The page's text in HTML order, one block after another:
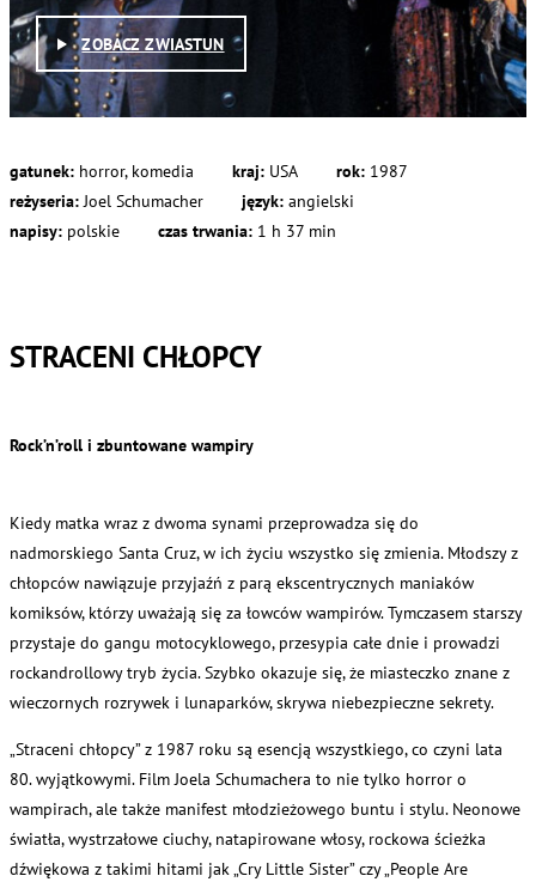
ZOBACZ ZWIASTUN
gatunek: horror, komedia kraj: USA rok: 1987
reżyseria:Joel Schumacher język: angielski
napisy: polskie czas trwania: 1 h 37 min
STRACENI CHŁOPCY
Rock’n’roll i zbuntowane wampiry
Kiedy matka wraz z dwoma synami przeprowadza się do
nadmorskiego Santa Cruz, w ich życiu wszystko się zmienia. Młodszy z
chłopców nawiązuje przyjaźń z parą ekscentrycznych maniaków
komiksów, którzy uważają się za łowców wampirów. Tymczasem starszy
przystaje do gangu motocyklowego, przesypia całe dnie i prowadzi
rockandrollowy tryb życia. Szybko okazuje się, że miasteczko znane z
wieczornych rozrywek i lunaparków, skrywa niebezpieczne sekrety.
„Straceni chłopcy” z 1987 roku są esencją wszystkiego, co czyni lata
80. wyjątkowymi. Film Joela Schumachera to nie tylko horror o
wampirach, ale także manifest młodzieżowego buntu i stylu. Neonowe
światła, wystrzałowe ciuchy, natapirowane włosy, rockowa ścieżka
dźwiękowa z takimi hitami jak „Cry Little Sister” czy „People Are